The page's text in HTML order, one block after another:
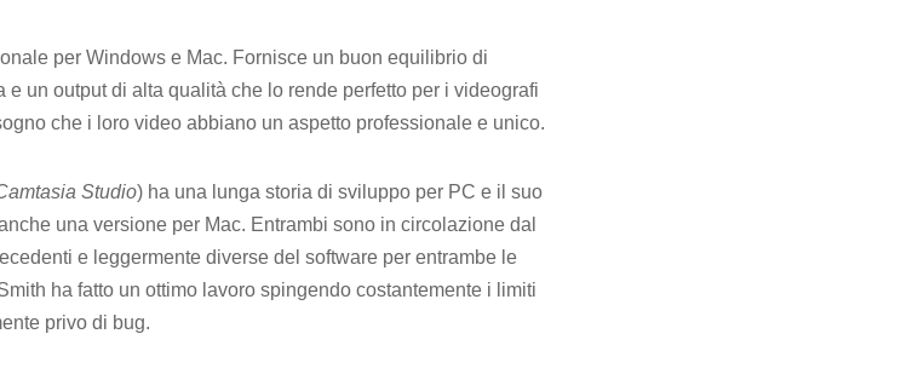
per Windows e Mac. Fornisce un buon equilibrio di
e un output di alta qualità che lo rende perfetto per i videografi
che i loro video abbiano un aspetto professionale e unico.
Studio) ha una lunga storia di sviluppo per PC e il suo
una versione per Mac. Entrambi sono in circolazione dal
e leggermente diverse del software per entrambe le
ha fatto un ottimo lavoro spingendo costantemente i limiti
privo di bug.